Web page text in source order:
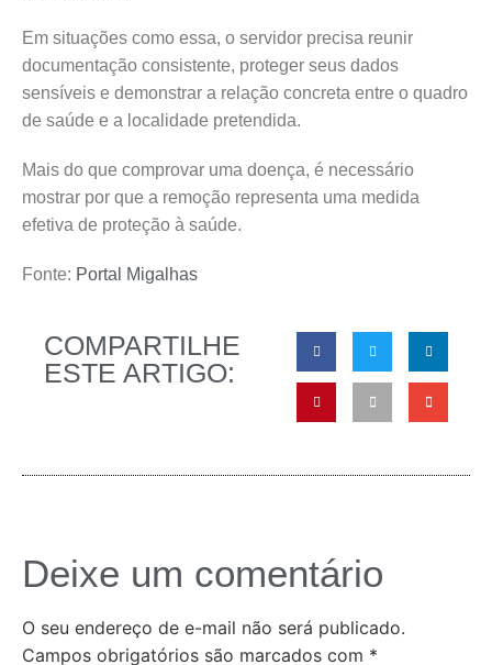
Em situações como essa, o servidor precisa reunir
documentação consistente, proteger seus dados
sensíveis e demonstrar a relação concreta entre o quadro
de saúde e a localidade pretendida.
Mais do que comprovar uma doença, é necessário
mostrar por que a remoção representa uma medida
efetiva de proteção à saúde.
Fonte: Portal Migalhas
COMPARTILHE
ESTE ARTIGO:
Deixe um comentário
O seu endereço de e-mail não será publicado.
Campos obrigatórios são marcados com *